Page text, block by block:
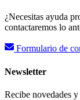
¿Necesitas ayuda
contactaremos lo
Formulario de
Newsletter
Recibe novedades